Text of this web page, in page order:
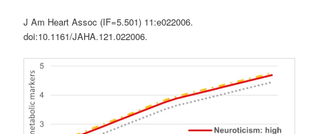
J Am Heart Assoc (IF=5.501) 11:e022006.
doi:10.1161/JAHA.121.022006.